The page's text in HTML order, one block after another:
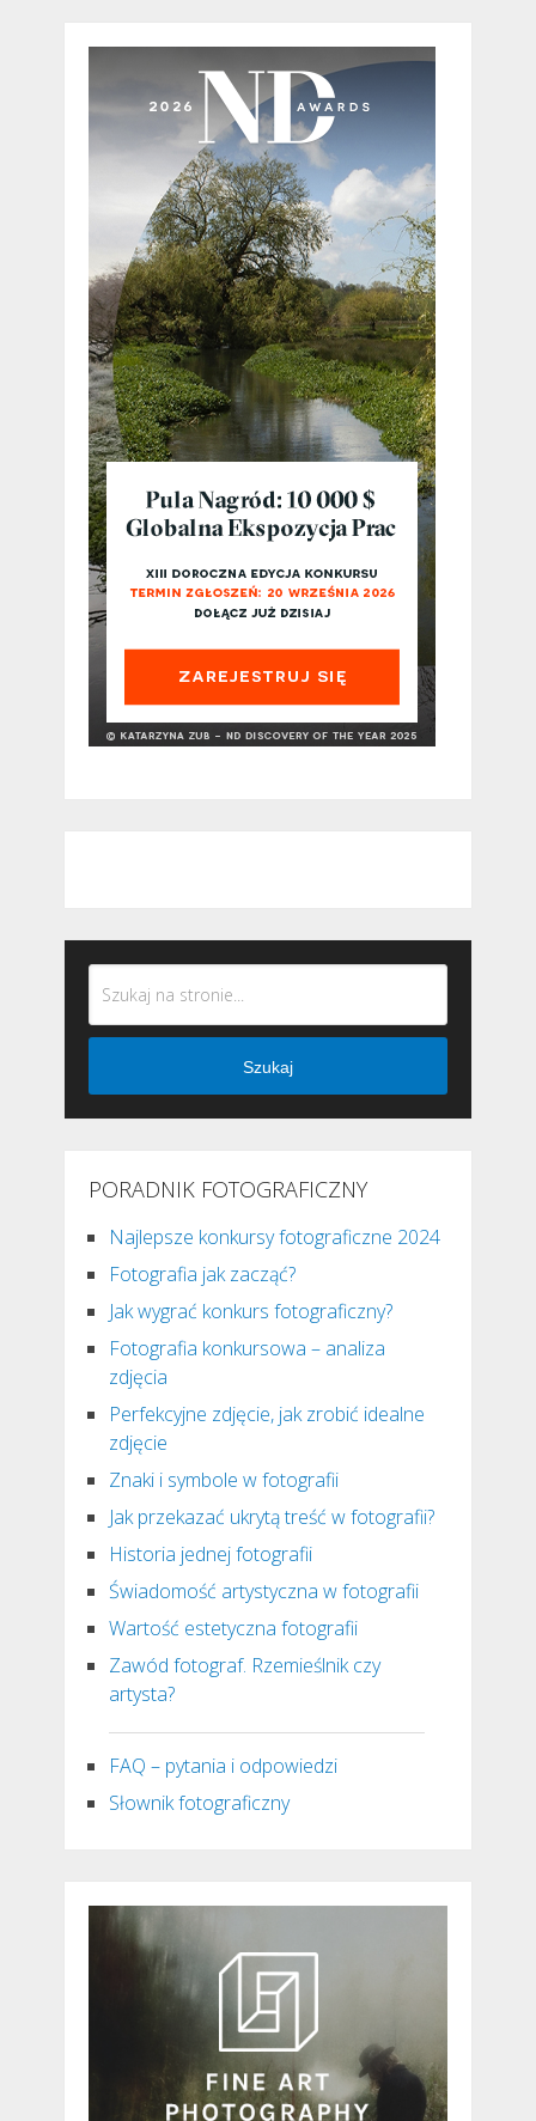
Szukaj
PORADNIK FOTOGRAFICZNY
Najlepsze konkursy fotograficzne 2024
Fotografia jak zacząć?
Jak wygrać konkurs fotograficzny?
Fotografia konkursowa – analiza
zdjęcia
Perfekcyjne zdjęcie, jak zrobić idealne
zdjęcie
Znaki i symbole w fotografii
Jak przekazać ukrytą treść w fotografii?
Historia jednej fotografii
Świadomość artystyczna w fotografii
Wartość estetyczna fotografii
Zawód fotograf. Rzemieślnik czy
artysta?
FAQ – pytania i odpowiedzi
Słownik fotograficzny